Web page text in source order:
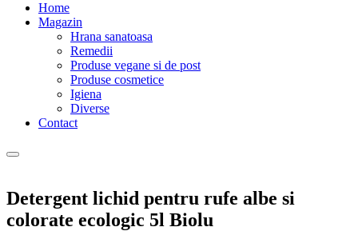
Home
Magazin
Hrana sanatoasa
Remedii
Produse vegane si de post
Produse cosmetice
Igiena
Diverse
Contact
Detergent lichid pentru rufe albe si
colorate ecologic 5l Biolu